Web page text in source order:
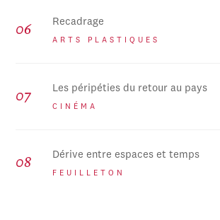
Recadrage
ARTS PLASTIQUES
Les péripéties du retour au pays
CINÉMA
Dérive entre espaces et temps
FEUILLETON